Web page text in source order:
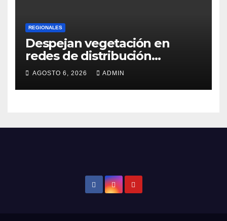
REGIONALES
Despejan vegetación en
redes de distribución
eléctrica
AGOSTO 6, 2026 ADMIN